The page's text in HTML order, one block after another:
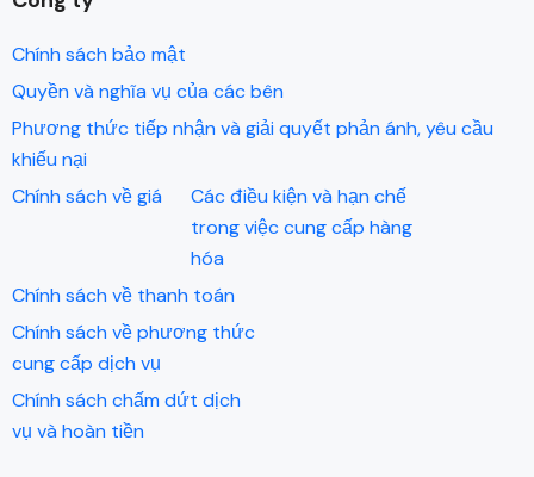
Chính sách bảo mật
Quyền và nghĩa vụ của các bên
Phương thức tiếp nhận và giải quyết phản ánh, yêu cầu
khiếu nại
Chính sách về giá
Các điều kiện và hạn chế
trong việc cung cấp hàng
hóa
Chính sách về thanh toán
Chính sách về phương thức
cung cấp dịch vụ
Chính sách chấm dứt dịch
vụ và hoàn tiền